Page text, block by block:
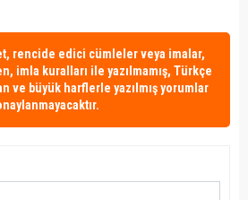
rencide edici cümleler veya imalar,
imla kuralları ile yazılmamış, Türkçe
ve büyük harflerle yazılmış yorumlar